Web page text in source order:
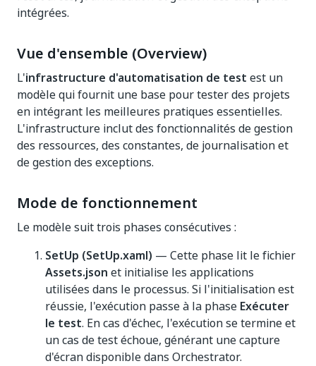
intégrées.
Vue d'ensemble (Overview)
L'infrastructure d'automatisation de test est un
modèle qui fournit une base pour tester des projets
en intégrant les meilleures pratiques essentielles.
L'infrastructure inclut des fonctionnalités de gestion
des ressources, des constantes, de journalisation et
de gestion des exceptions.
Mode de fonctionnement
Le modèle suit trois phases consécutives :
SetUp (SetUp.xaml) — Cette phase lit le fichier
Assets.json et initialise les applications
utilisées dans le processus. Si l'initialisation est
réussie, l'exécution passe à la phase Exécuter
le test. En cas d'échec, l'exécution se termine et
un cas de test échoue, générant une capture
d'écran disponible dans Orchestrator.